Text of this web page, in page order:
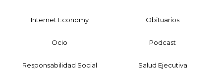
Internet Economy Obituarios
Ocio Podcast
Responsabilidad Social Salud Ejecutiva